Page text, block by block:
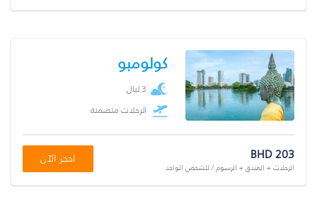
كولومبو
3 ليال
الرحلات متضمنة
BHD 203
الرحلات + الفندق + الرسوم / للشخص الواحد
احجز الآن